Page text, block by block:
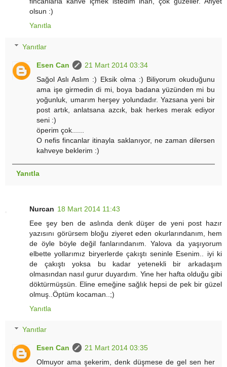
olsun :)
Yanıtla
Yanıtlar
Esen Can
21 Mart 2014 03:34
Sağol Aslı Aslım :) Eksik olma :) Biliyorum okuduğunu
ama işe girmedin di mi, boya badana yüzünden mi bu
yoğunluk, umarım herşey yolundadır. Yazsana yeni bir
post artık, anlatsana azcık, bak herkes merak ediyor
seni :)
öperim çok......
O nefis fincanlar itinayla saklanıyor, ne zaman dilersen
kahveye beklerim :)
Yanıtla
Nurcan 18 Mart 2014 11:43
Eee şey ben de aslında denk düşer de yeni post hazır
yazısını görürsem bloğu ziyeret eden okurlarındanım, hem
de öyle böyle değil fanlarındanım. Yalova da yaşıyorum
elbette yollarımız biryerlerde çakıştı seninle Esenim.. iyi ki
de çakıştı yoksa bu kadar yetenekli bir arkadaşım
olmasından nasıl gurur duyardım. Yine her hafta olduğu gibi
döktürmüşsün. Eline emeğine sağlık hepsi de pek bir güzel
olmuş..Öptüm kocaman..;)
Yanıtla
Yanıtlar
Esen Can
21 Mart 2014 03:35
Olmuyor ama şekerim, denk düşmese de gel sen her